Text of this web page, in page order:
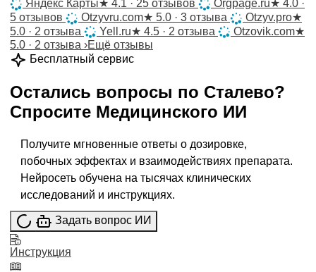
Яндекс Карты★ 4.1 · 25 отзывов Orgpage.ru★ 4.0 ·
5 отзывов
Otzyvru.com★ 5.0 · 3 отзыва Otzyv.pro★
5.0 · 2 отзыва
Yell.ru★ 4.5 · 2 отзыва Otzovik.com★
5.0 · 2 отзыва ›Ещё отзывы
Бесплатный сервис
Остались вопросы по Сталево?
Спросите Медицинского ИИ
Получите мгновенные ответы о дозировке,
побочных эффектах и взаимодействиях препарата.
Нейросеть обучена на тысячах клинических
исследований и инструкциях.
Задать вопрос ИИ
Инструкция